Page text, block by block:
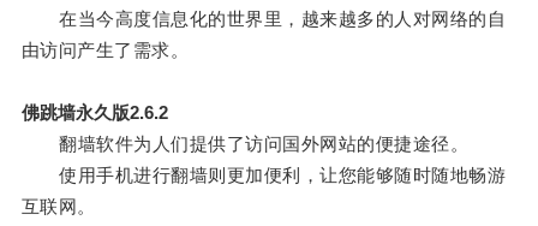
在当今高度信息化的世界里，越来越多的人对网络的自
由访问产生了需求。
佛跳墙永久版2.6.2
翻墙软件为人们提供了访问国外网站的便捷途径。
使用手机进行翻墙则更加便利，让您能够随时随地畅游
互联网。